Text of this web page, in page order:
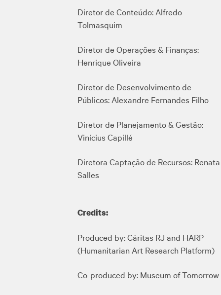
Diretor de Conteúdo: Alfredo
Tolmasquim
Diretor de Operações & Finanças:
Henrique Oliveira
Diretor de Desenvolvimento de
Públicos: Alexandre Fernandes Filho
Diretor de Planejamento & Gestão:
Vinícius Capillé
Diretora Captação de Recursos: Renata
Salles
Credits:
Produced by: Cáritas RJ and HARP
(Humanitarian Art Research Platform)
Co-produced by: Museum of Tomorrow